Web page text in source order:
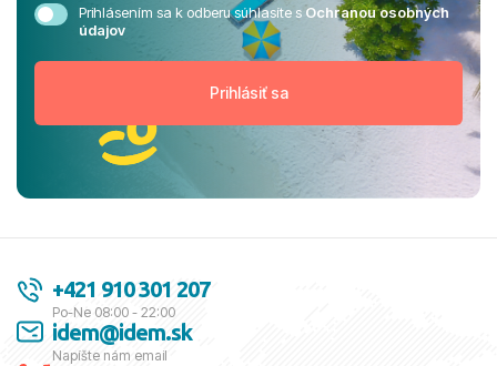
Prihlásením sa k odberu súhlasíte sOchranou osobných
údajov
+421 910 301 207
Po-Ne 08:00 - 22:00
idem@idem.sk
Napíšte nám email